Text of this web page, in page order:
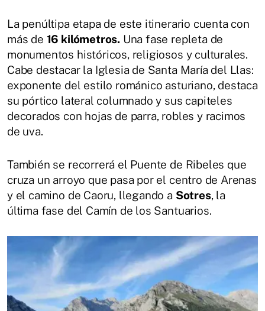
La penúltipa etapa de este itinerario cuenta con
más de 16 kilómetros. Una fase repleta de
monumentos históricos, religiosos y culturales.
Cabe destacar la Iglesia de Santa María del Llas:
exponente del estilo románico asturiano, destaca
su pórtico lateral columnado y sus capiteles
decorados con hojas de parra, robles y racimos
de uva.
También se recorrerá el Puente de Ribeles que
cruza un arroyo que pasa por el centro de Arenas
y el camino de Caoru, llegando a Sotres, la
última fase del Camín de los Santuarios.